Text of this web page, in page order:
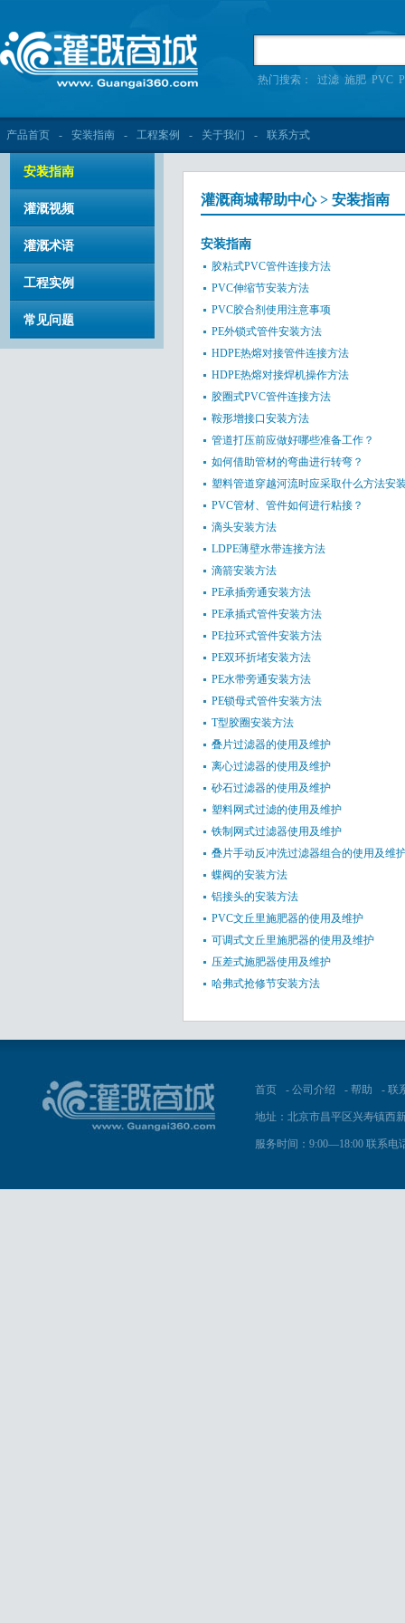
热门搜索： 过滤 施肥 PVC
产品首页 - 安装指南 - 工程案例 - 关于我们 - 联系方式
安装指南
灌溉视频
灌溉术语
工程实例
常见问题
灌溉商城帮助中心 > 安装指南
安装指南
胶粘式PVC管件连接方法
PVC伸缩节安装方法
PVC胶合剂使用注意事项
PE外锁式管件安装方法
HDPE热熔对接管件连接方法
HDPE热熔对接焊机操作方法
胶圈式PVC管件连接方法
鞍形增接口安装方法
管道打压前应做好哪些准备工作？
如何借助管材的弯曲进行转弯？
塑料管道穿越河流时应采取什么方法安
PVC管材、管件如何进行粘接？
滴头安装方法
LDPE薄壁水带连接方法
滴箭安装方法
PE承插旁通安装方法
PE承插式管件安装方法
PE拉环式管件安装方法
PE双环折堵安装方法
PE水带旁通安装方法
PE锁母式管件安装方法
T型胶圈安装方法
叠片过滤器的使用及维护
离心过滤器的使用及维护
砂石过滤器的使用及维护
塑料网式过滤的使用及维护
铁制网式过滤器使用及维护
叠片手动反冲洗过滤器组合的使用及维
蝶阀的安装方法
铝接头的安装方法
PVC文丘里施肥器的使用及维护
可调式文丘里施肥器的使用及维护
压差式施肥器使用及维护
哈弗式抢修节安装方法
首页 - 公司介绍 - 帮助 - 联
地址：北京市昌平区兴寿镇西
服务时间：9:00—18:00 联系电